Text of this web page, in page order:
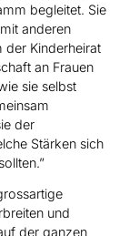
begleitet. Sie
anderen
der Kinderheirat
an Frauen
sie selbst
der
Stärken sich
und
der ganzen